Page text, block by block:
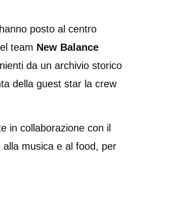
posto al centro
team New Balance
da un archivio storico
della guest star la crew
in collaborazione con il
musica e al food, per